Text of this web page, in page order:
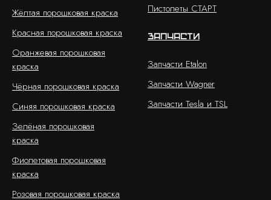
Жёлтая порошковая краска
Красная порошковая краска
Оранжевая порошковая
краска
Чёрная порошковая краска
Синяя порошковая краска
Зелёная порошковая
краска
Фиолетовая порошковая
краска
Розовая порошковая краска
Пистолеты СТАРТ
Запчасти
Запчасти Etalon
Запчасти Wagner
Запчасти Tesla и TSL